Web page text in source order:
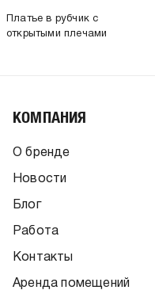
Платье в рубчик с
открытыми плечами
КОМПАНИЯ
О бренде
Новости
Блог
Работа
Контакты
Аренда помещений